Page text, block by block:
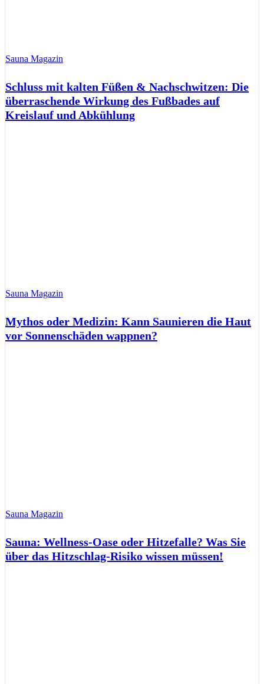
Sauna Magazin
Schluss mit kalten Füßen & Nachschwitzen: Die
überraschende Wirkung des Fußbades auf
Kreislauf und Abkühlung
Sauna Magazin
Mythos oder Medizin: Kann Saunieren die Haut
vor Sonnenschäden wappnen?
Sauna Magazin
Sauna: Wellness-Oase oder Hitzefalle? Was Sie
über das Hitzschlag-Risiko wissen müssen!